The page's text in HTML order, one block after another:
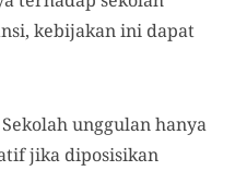
kebijakan ini dapat
unggulan hanya
jika diposisikan